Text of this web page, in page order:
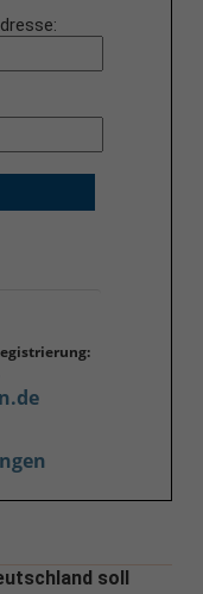
soll